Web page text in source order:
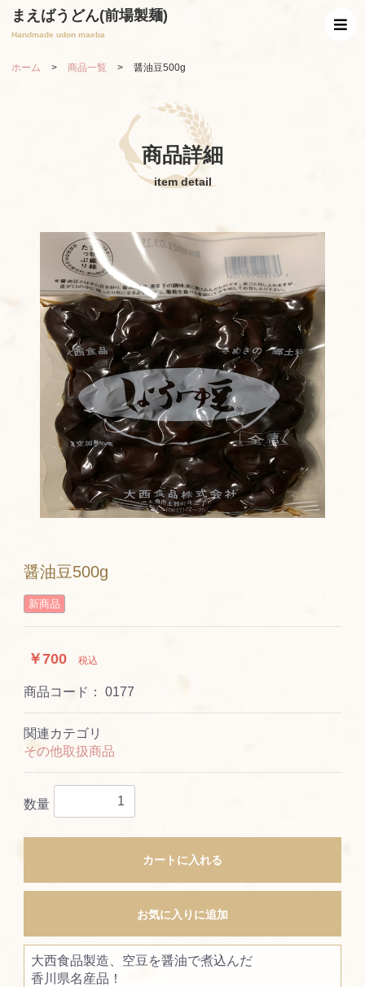
まえばうどん(前場製麺)
Handmade udon maeba
ホーム > 商品一覧 > 醤油豆500g
商品詳細
item detail
醤油豆500g
新商品
￥700 税込
商品コード： 0177
関連カテゴリ
その他取扱商品
数量
カートに入れる
お気に入りに追加
大西食品製造、空豆を醤油で煮込んだ
香川県名産品！